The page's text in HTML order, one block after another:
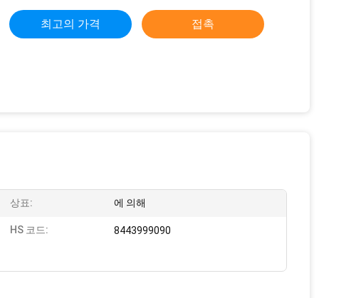
최고의 가격 접촉
상표: 에 의해
HS 코드: 8443999090